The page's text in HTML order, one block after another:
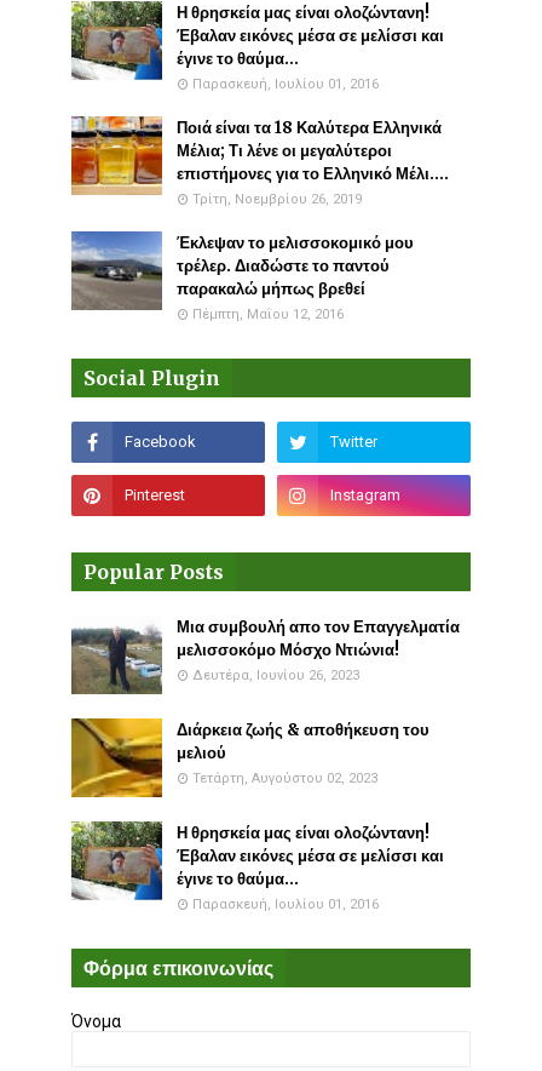
Η θρησκεία μας είναι ολοζώντανη!
Έβαλαν εικόνες μέσα σε μελίσσι και
έγινε το θαύμα...
Παρασκευή, Ιουλίου 01, 2016
Ποιά είναι τα 18 Καλύτερα Ελληνικά
Μέλια; Τι λένε οι μεγαλύτεροι
επιστήμονες για το Ελληνικό Μέλι....
Τρίτη, Νοεμβρίου 26, 2019
Έκλεψαν το μελισσοκομικό μου
τρέλερ. Διαδώστε το παντού
παρακαλώ μήπως βρεθεί
Πέμπτη, Μαΐου 12, 2016
Social Plugin
Popular Posts
Μια συμβουλή απο τον Επαγγελματία
μελισσοκόμο Μόσχο Ντιώνια!
Δευτέρα, Ιουνίου 26, 2023
Διάρκεια ζωής & αποθήκευση του
μελιού
Τετάρτη, Αυγούστου 02, 2023
Η θρησκεία μας είναι ολοζώντανη!
Έβαλαν εικόνες μέσα σε μελίσσι και
έγινε το θαύμα...
Παρασκευή, Ιουλίου 01, 2016
Φόρμα επικοινωνίας
Όνομα